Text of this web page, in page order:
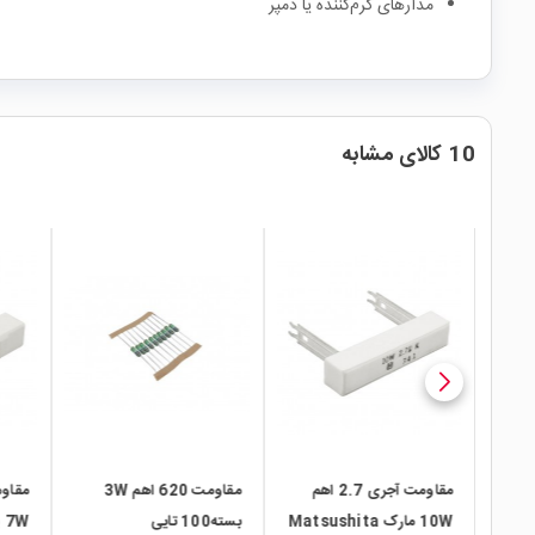
مدارهای گرم‌کننده یا دمپر
10 کالای مشابه
local_mall
مقاومت 620 اهم 3W
بسته100 تایی
7W پکیج CPR07
local_mall